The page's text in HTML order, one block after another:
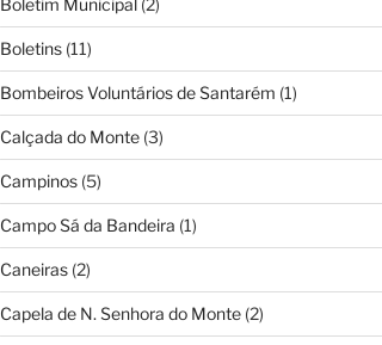
Boletins(11)
Bombeiros Voluntários de Santarém (1)
Calçada do Monte(3)
Campinos(5)
Campo Sá da Bandeira (1)
Caneiras(2)
Capela de N. Senhora do Monte(2)